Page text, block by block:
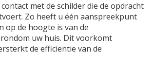
met de schilder die de opdracht
Zo heeft u één aanspreekpunt
op de hoogte is van de
uw huis. Dit voorkomt
de efficiëntie van de